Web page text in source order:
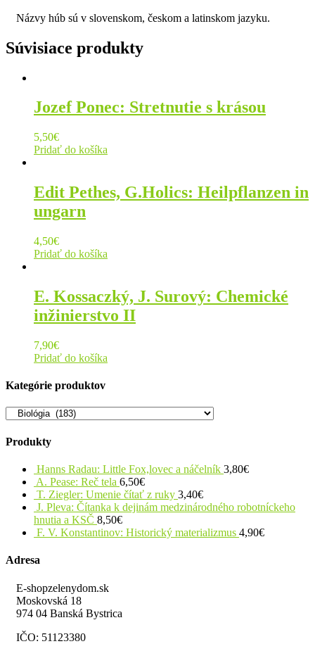
Názvy húb sú v slovenskom, českom a latinskom jazyku.
Súvisiace produkty
Jozef Ponec: Stretnutie s krásou
5,50€
Pridať do košíka
Edit Pethes, G.Holics: Heilpflanzen in
ungarn
4,50€
Pridať do košíka
E. Kossaczký, J. Surový: Chemické
inžinierstvo II
7,90€
Pridať do košíka
Kategórie produktov
Produkty
Hanns Radau: Little Fox,lovec a náčelník 3,80€
A. Pease: Reč tela 6,50€
T. Ziegler: Umenie čítať z ruky 3,40€
J. Pleva: Čítanka k dejinám medzinárodného robotníckeho
hnutia a KSČ 8,50€
F. V. Konstantinov: Historický materializmus 4,90€
Adresa
E-shopzelenydom.sk
Moskovská 18
974 04 Banská Bystrica
IČO: 51123380